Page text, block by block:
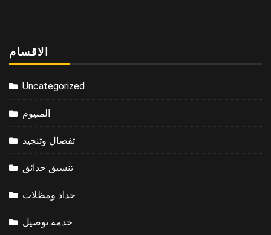
الاقسام
Uncategorized
المنيوم
تفصال وتنجيد
تنسيق حدائق
حداد ومظلات
خدمة توصيل